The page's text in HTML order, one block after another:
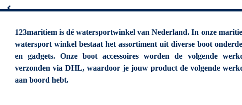
123maritiem is dé watersportwinkel van Nederland. In onze
watersport winkel bestaat het assortiment uit diverse boot
en gadgets. Onze boot accessoires worden de volgende
verzonden via DHL, waardoor je jouw product de volgende
aan boord hebt.